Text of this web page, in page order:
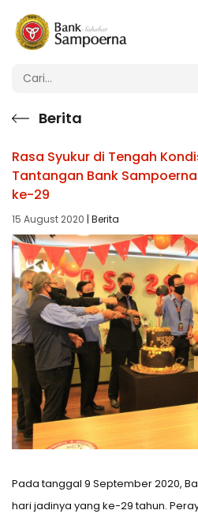
Berita
Rasa Syukur di Tengah
Tantangan Bank
ke-29
15 August 2020 | Berita
Pada tanggal 9 September 2020,
hari jadinya yang ke-29 tahun.